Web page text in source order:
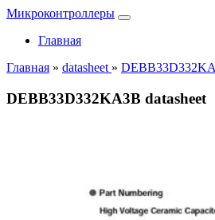
Микроконтроллеры
Главная
Главная » datasheet »
DEBB33D332KA3B datasheet